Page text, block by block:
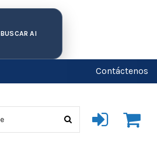
BUSCAR AI
Contáctenos